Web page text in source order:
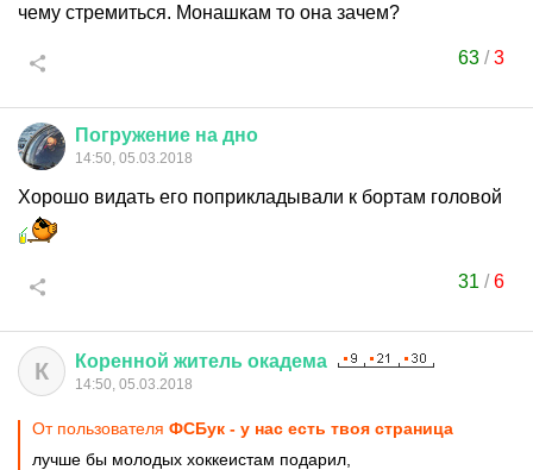
чему стремиться. Монашкам то она зачем?
63 /3
Погружение на дно
14:50, 05.03.2018
Хорошо видать его поприкладывали к бортам головой
31 /6
К Коренной житель окадема
14:50, 05.03.2018
От пользователя ФСБук - у нас есть твоя страница
лучше бы молодых хоккеистам подарил,